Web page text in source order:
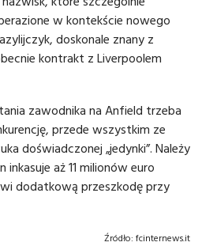
w kontekście nowego
doskonale znany z
kontrakt z Liverpoolem
zawodnika na Anfield trzeba
przede wszystkim ze
doświadczonej „jedynki”. Należy
aż 11 milionów euro
dodatkową przeszkodę przy
Źródło: fcinternews.it